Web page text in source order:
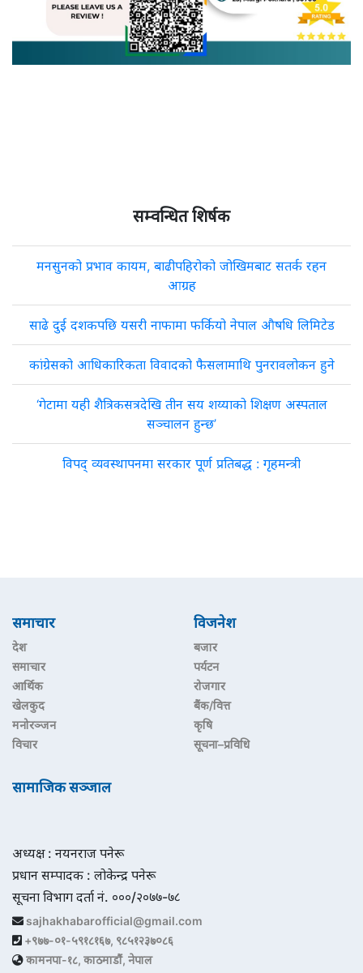
सम्वन्धित शिर्षक
मनसुनको प्रभाव कायम, बाढीपहिरोको जोखिमबाट सतर्क रहन
आग्रह
साढे दुई दशकपछि यसरी नाफामा फर्कियो नेपाल औषधि लिमिटेड
कांग्रेसको आधिकारिकता विवादको फैसलामाथि पुनरावलोकन हुने
‘गेटामा यही शैत्रिकसत्रदेखि तीन सय शय्याको शिक्षण अस्पताल
सञ्चालन हुन्छ’
विपद् व्यवस्थापनमा सरकार पूर्ण प्रतिबद्ध : गृहमन्त्री
समाचार
देश
समाचार
आर्थिक
खेलकुद
मनोरञ्जन
विचार
विजनेश
बजार
पर्यटन
रोजगार
बैंक/वित्त
कृषि
सूचना–प्रविधि
सामाजिक सञ्जाल
अध्यक्ष : नयनराज पनेरू
प्रधान सम्पादक : लोकेन्द्र पनेरू
सूचना विभाग दर्ता नं. ०००/२०७७-७८
sajhakhabarofficial@gmail.com
+९७७-०१-५९१८१६७, ९८५१२३७०८६
कामनपा-१८, काठमाडौं, नेपाल